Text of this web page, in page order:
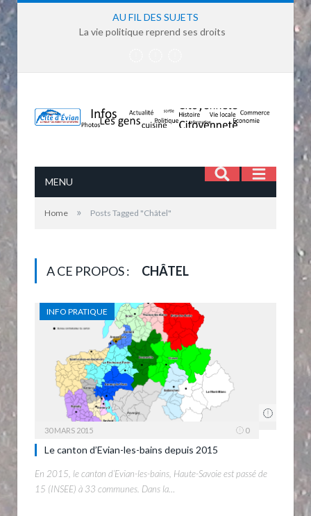
AU FIL DES SUJETS
La vie politique reprend ses droits
MENU
Home » Posts Tagged "Châtel"
A CE PROPOS : CHÂTEL
INFO PRATIQUE
30 MARS 2015 0
Le canton d’Evian-les-bains depuis 2015
En 2015, le canton d’Evian-les-bains, Haute-Savoie est passé de
15 (INSEE) à 33 communes. Dans la…